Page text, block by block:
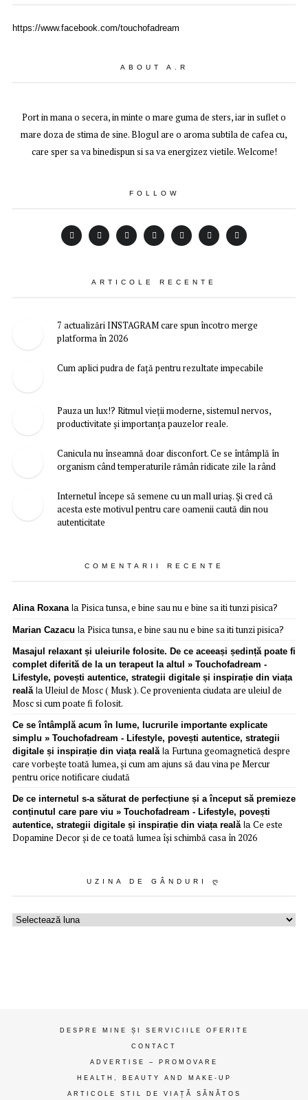
https://www.facebook.com/touchofadream
ABOUT A.R
Port in mana o secera, in minte o mare guma de sters, iar in suflet o
mare doza de stima de sine. Blogul are o aroma subtila de cafea cu,
care sper sa va binedispun si sa va energizez vietile. Welcome!
FOLLOW
ARTICOLE RECENTE
7 actualizări INSTAGRAM care spun încotro merge
platforma în 2026
Cum aplici pudra de față pentru rezultate impecabile
Pauza un lux!? Ritmul vieții moderne, sistemul nervos,
productivitate și importanța pauzelor reale.
Canicula nu înseamnă doar disconfort. Ce se întâmplă în
organism când temperaturile rămân ridicate zile la rând
Internetul începe să semene cu un mall uriaș. Și cred că
acesta este motivul pentru care oamenii caută din nou
autenticitate
COMENTARII RECENTE
Alina Roxanala Pisica tunsa, e bine sau nu e bine sa iti tunzi pisica?
Marian Cazacu la Pisica tunsa, e bine sau nu e bine sa iti tunzi pisica?
Masajul relaxant și uleiurile folosite. De ce aceeași ședință poate fi
complet diferită de la un terapeut la altul » Touchofadream -
Lifestyle, povești autentice, strategii digitale și inspirație din viața
realălaUleiul de Mosc ( Musk ). Ce provenienta ciudata are uleiul de
Mosc si cum poate fi folosit.
Ce se întâmplă acum în lume, lucrurile importante explicate
simplu » Touchofadream - Lifestyle, povești autentice, strategii
digitale și inspirație din viața realăla Furtuna geomagnetică despre
care vorbește toată lumea, și cum am ajuns să dau vina pe Mercur
pentru orice notificare ciudată
De ce internetul s-a săturat de perfecțiune și a început să premieze
conținutul care pare viu » Touchofadream - Lifestyle, povești
autentice, strategii digitale și inspirație din viața realăla Ce este
Dopamine Decor și de ce toată lumea își schimbă casa în 2026
UZINA DE GÂNDURI Ღ
Uzina
DESPRE MINE ȘI SERVICIILE OFERITE
CONTACT
ADVERTISE – PROMOVARE
HEALTH, BEAUTY AND MAKE-UP
ARTICOLE STIL DE VIAȚĂ SĂNĂTOS